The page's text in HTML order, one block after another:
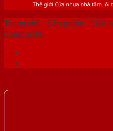
Thế giới Cửa nhựa nhà tắm lõi
Trang chủ /Sản phẩm /CỬA
Composite